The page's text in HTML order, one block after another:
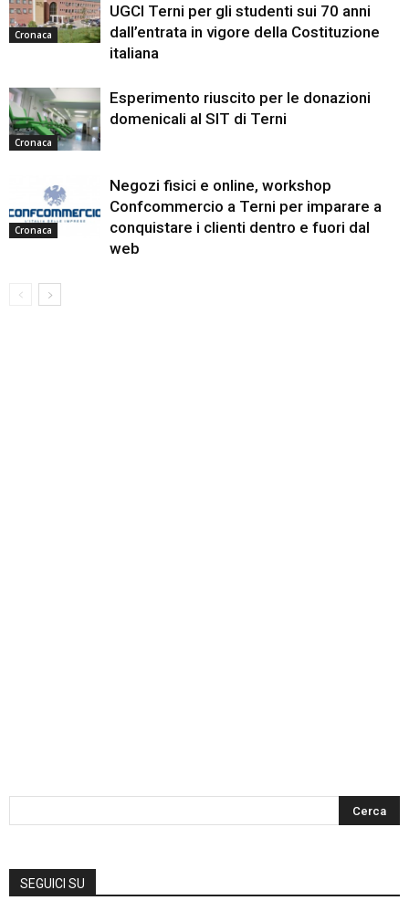
Cronaca
UGCI Terni per gli studenti sui 70 anni
dall’entrata in vigore della Costituzione
italiana
Cronaca
Esperimento riuscito per le donazioni
domenicali al SIT di Terni
Cronaca
Negozi fisici e online, workshop
Confcommercio a Terni per imparare a
conquistare i clienti dentro e fuori dal
web
SEGUICI SU